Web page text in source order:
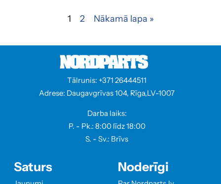
1 2 Nākamā lapa »
Tālrunis: +371 26444511
Adrese: Daugavgrīvas 104, Rīga,LV-1007
Darba laiks:
P. - Pk.: 8:00 līdz 18:00
S. - Sv.: Brīvs
Saturs Noderīgi